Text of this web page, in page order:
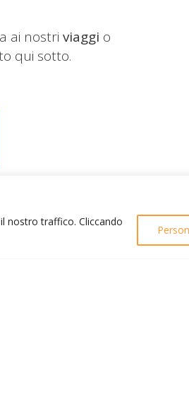
nostro traffico. Cliccando
ai nostriviaggi o
qui sotto.